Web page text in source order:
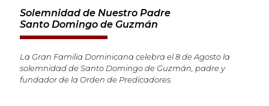
Solemnidad de Nuestro Padre
Santo Domingo de Guzmán
La Gran Familia Dominicana celebra el 8 de Agosto la
solemnidad de Santo Domingo de Guzmán, padre y
fundador de la Orden de Predicadores.